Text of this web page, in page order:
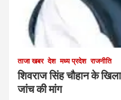
ताजा खबर देश मध्य प्रदेश राजनीति
शिवराज सिंह चौहान के
जांच की मांग